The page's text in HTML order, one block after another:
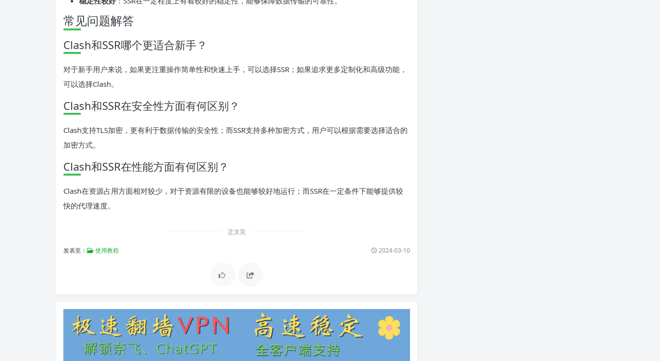
常见问题解答
Clash和SSR哪个更适合新手？
对于新手用户来说，如果更注重操作简单性和快速上手，可以选择SSR；如果追求更多定制化和高级功能，
可以选择Clash。
Clash和SSR在安全性方面有何区别？
Clash支持TLS加密，更有利于数据传输的安全性；而SSR支持多种加密方式，用户可以根据需要选择适合的
加密方式。
Clash和SSR在性能方面有何区别？
Clash在资源占用方面相对较少，对于资源有限的设备也能够较好地运行；而SSR在一定条件下能够提供较
快的代理速度。
正文完
发表至： 使用教程 2024-03-10